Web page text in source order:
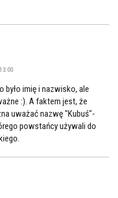
było imię i nazwisko, ale
:). A faktem jest, że
uważać nazwę "Kubuś"-
powstańcy używali do